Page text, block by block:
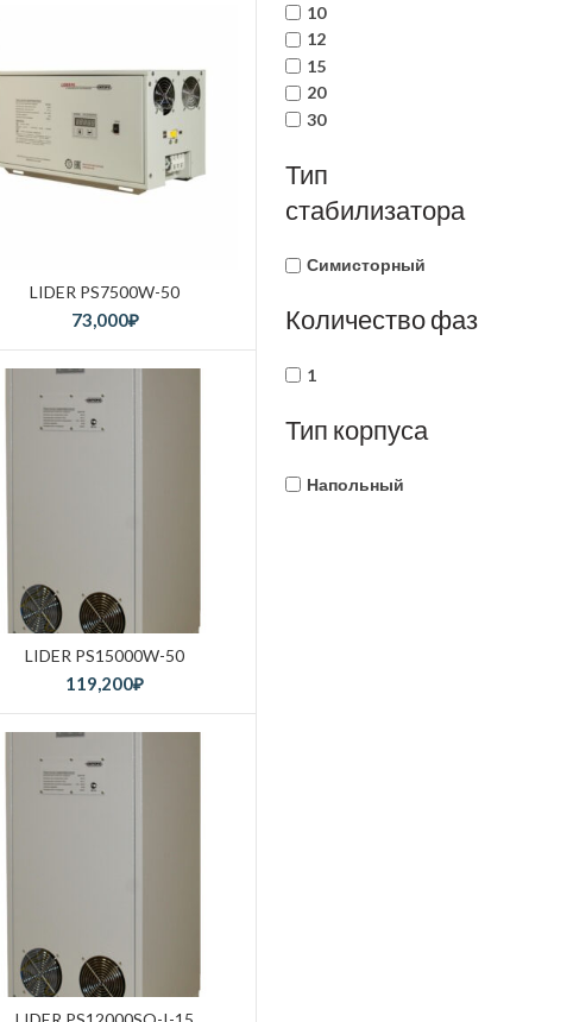
LIDER PS7500W-50
73,000₽
LIDER PS15000W-50
119,200₽
10
12
15
20
30
Тип
стабилизатора
Симисторный
Количество фаз
1
Тип корпуса
Напольный